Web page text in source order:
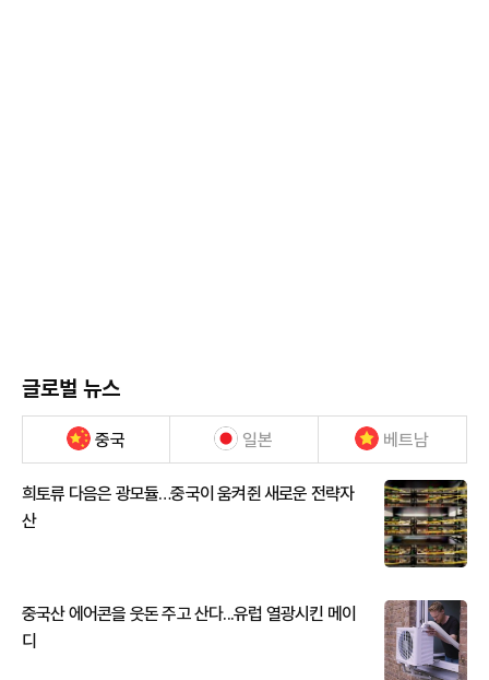
글로벌 뉴스
중국 일본 베트남
희토류 다음은 광모듈…중국이 움켜쥔 새로운 전략자
산
중국산 에어콘을 웃돈 주고 산다...유럽 열광시킨 메이
디